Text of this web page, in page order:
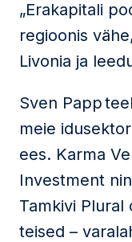
„Erakapitali
regioonis
Livonia ja
Sven Papp
meie
ees. Karma
Investment
Tamkivi Plural
teised –